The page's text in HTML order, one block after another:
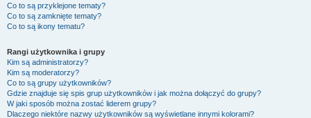
Co to są przyklejone tematy?
Co to są zamknięte tematy?
Co to są ikony tematu?
Rangi użytkownika i grupy
Kim są administratorzy?
Kim są moderatorzy?
Co to są grupy użytkowników?
Gdzie znajduje się spis grup użytkowników i jak można dołączyć do grupy?
W jaki sposób można zostać liderem grupy?
Dlaczego niektóre nazwy użytkowników są wyświetlane innymi kolorami?